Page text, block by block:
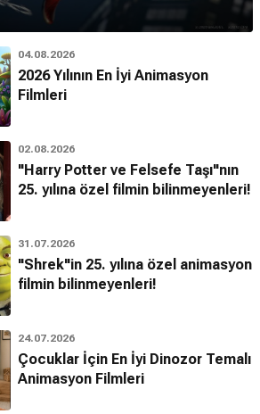
04.08.2026
2026 Yılının En İyi Animasyon
Filmleri
02.08.2026
"Harry Potter ve Felsefe Taşı"nın
25. yılına özel filmin bilinmeyenleri!
31.07.2026
"Shrek"in 25. yılına özel animasyon
filmin bilinmeyenleri!
24.07.2026
Çocuklar İçin En İyi Dinozor Temalı
Animasyon Filmleri